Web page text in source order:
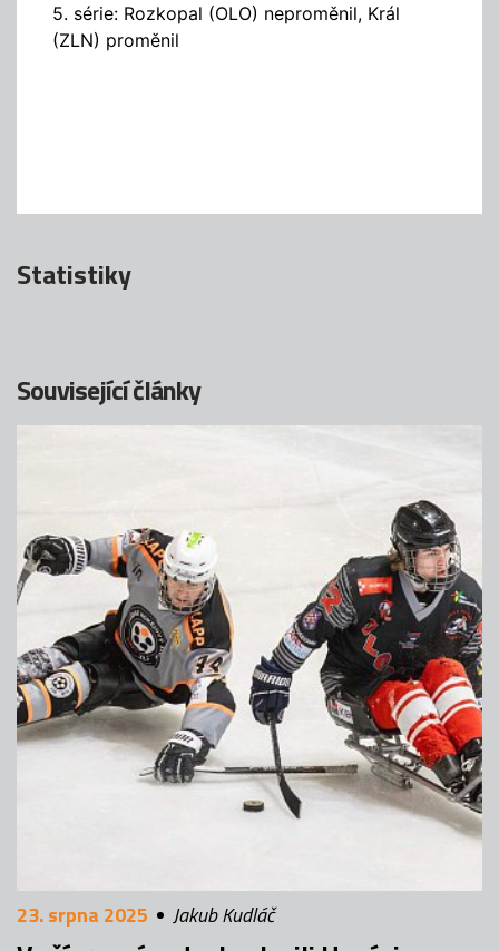
5. série: Rozkopal (OLO) neproměnil, Král
(ZLN) proměnil
Statistiky
Související články
23. srpna 2025 Jakub Kudláč